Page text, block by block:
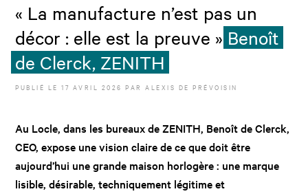
« La manufacture n’est pas un
décor : elle est la preuve » Benoît
de Clerck, ZENITH
PUBLIÉ LE17 AVRIL 2026 PARALEXIS DE PRÉVOISIN
Au Locle, dans les bureaux de ZENITH, Benoît de Clerck,
CEO, expose une vision claire de ce que doit être
aujourd’hui une grande maison horlogère : une marque
lisible, désirable, techniquement légitime et